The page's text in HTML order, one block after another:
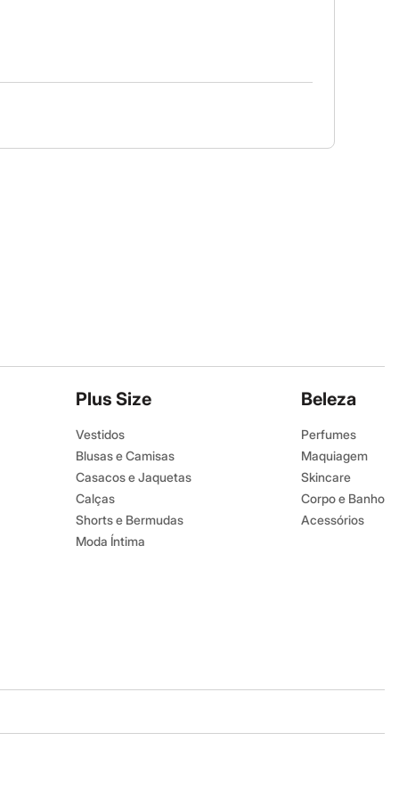
Plus Size
Vestidos
Blusas e Camisas
Casacos e Jaquetas
Calças
Shorts e Bermudas
Moda Íntima
Beleza
Perfumes
Maquiagem
Skincare
Corpo e Banho
Acessórios